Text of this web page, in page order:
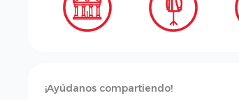
¡Ayúdanos compartiendo!